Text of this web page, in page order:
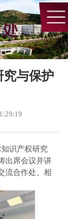
究与保护
识产权研究
出席会议并讲
流合作处、相